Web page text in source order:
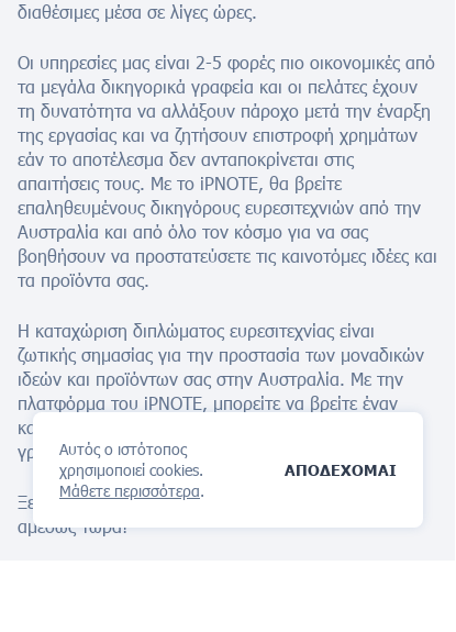
Αυτός ο ιστότοπος
χρησιμοποιεί cookies.
Μάθετε περισσότερα.
ΑΠΟΔΕΧΟΜΑΙ
διαθέσιμες μέσα σε λίγες ώρες.
Οι υπηρεσίες μας είναι 2-5 φορές πιο οικονομικές από
τα μεγάλα δικηγορικά γραφεία και οι πελάτες έχουν
τη δυνατότητα να αλλάξουν πάροχο μετά την έναρξη
της εργασίας και να ζητήσουν επιστροφή χρημάτων
εάν το αποτέλεσμα δεν ανταποκρίνεται στις
απαιτήσεις τους. Με το iPNOTE, θα βρείτε
επαληθευμένους δικηγόρους ευρεσιτεχνιών από την
Αυστραλία και από όλο τον κόσμο για να σας
βοηθήσουν να προστατεύσετε τις καινοτόμες ιδέες και
τα προϊόντα σας.
Η καταχώριση διπλώματος ευρεσιτεχνίας είναι
ζωτικής σημασίας για την προστασία των μοναδικών
ιδεών και προϊόντων σας στην Αυστραλία. Με την
πλατφόρμα του iPNOTE, μπορείτε να βρείτε έναν
κατάλληλο ειδικό για διπλώματα ευρεσιτεχνίας
γρήγορα και οικονομικά.
Ξεκινήστε την προστασία με το δικό μας
αμέσως τώρα!